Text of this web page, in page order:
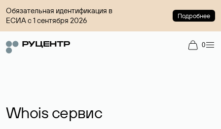
Обязательная идентификация в
ЕСИА с 1 сентября 2026
Подробнее
0
Whois сервис